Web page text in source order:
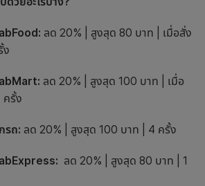
ลด 20% | สูงสุด 80 บาท | เมื่อสั่ง
ง
ลด 20% | สูงสุด 100 บาท | เมื่อ
ครั้ง
รถ: ลด 20% | สูงสุด 100 บาท | 4 ครั้ง
ลด 20% | สูงสุด 80 บาท | 1